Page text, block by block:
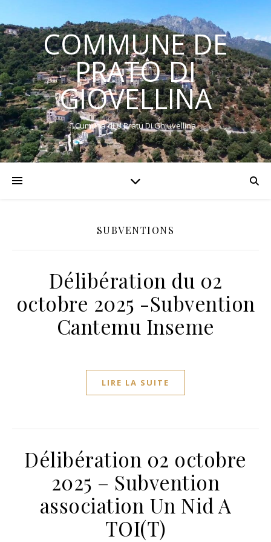
COMMUNE DE
PRATO DI
GIOVELLINA
Cumuna di U Pratu Di Ghjuvellina
SUBVENTIONS
Délibération du 02
octobre 2025 -Subvention
Cantemu Inseme
LIRE LA SUITE
Délibération 02 octobre
2025 – Subvention
association Un Nid A
TOI(T)